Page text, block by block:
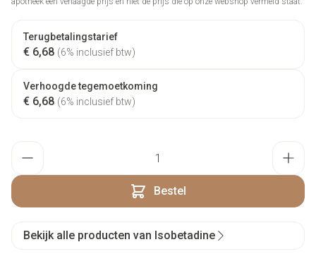
Terugbetalingstarief
€ 6,68 (6% inclusief btw)
Verhoogde tegemoetkoming
€ 6,68 (6% inclusief btw)
Bestel
Bekijk alle producten van Isobetadine